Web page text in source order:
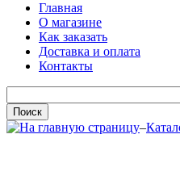
Главная
О магазине
Как заказать
Доставка и оплата
Контакты
–